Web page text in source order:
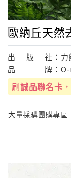
歐納丘天然
出 版 社： 力
品
牌：
刷誠品聯名卡
大量採購團購專區